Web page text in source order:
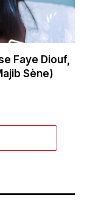
Faye Diouf,
Sène)